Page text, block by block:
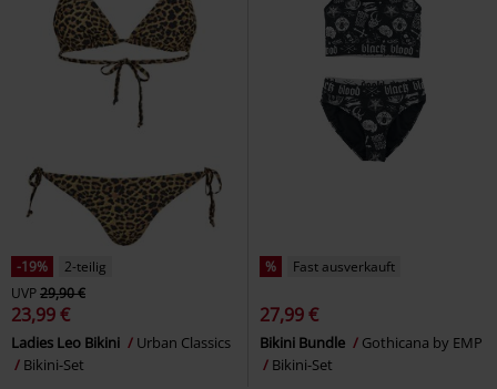
-19%
2-teilig
UVP29,90 €
23,99 €
Ladies Leo Bikini
Urban Classics
Bikini-Set
% Fast ausverkauft
27,99 €
Bikini Bundle
Gothicana by EMP
Bikini-Set